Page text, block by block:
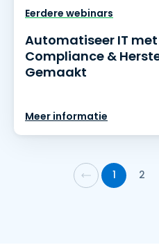
Eerdere webinars
Automatiseer IT met
Compliance &
Gemaakt
Meer informatie
1 2